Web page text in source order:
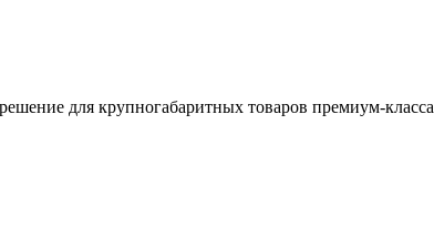
для крупногабаритных товаров премиум-класса